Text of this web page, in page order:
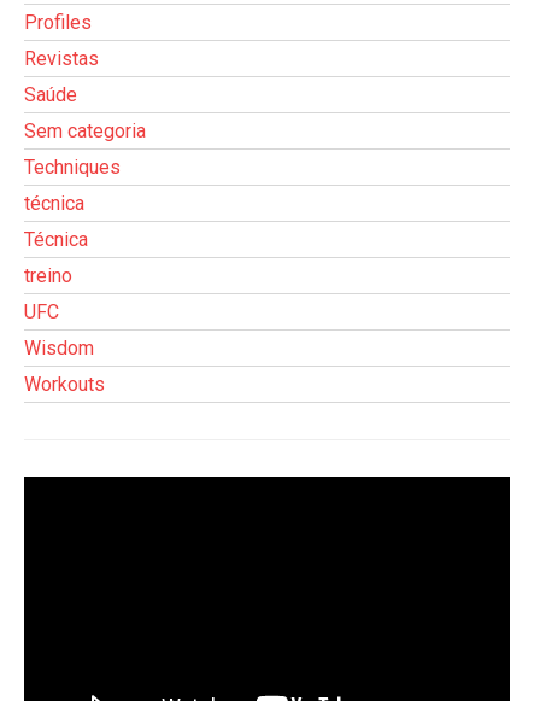
Profiles
Revistas
Saúde
Sem categoria
Techniques
técnica
Técnica
treino
UFC
Wisdom
Workouts